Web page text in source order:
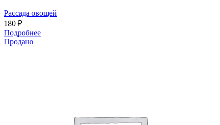
Рассада овощей
180 ₽
Подробнее
Продано